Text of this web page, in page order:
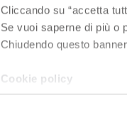
Cliccando su “accetta
Se vuoi saperne di più o
Chiudendo questo
Cookie policy